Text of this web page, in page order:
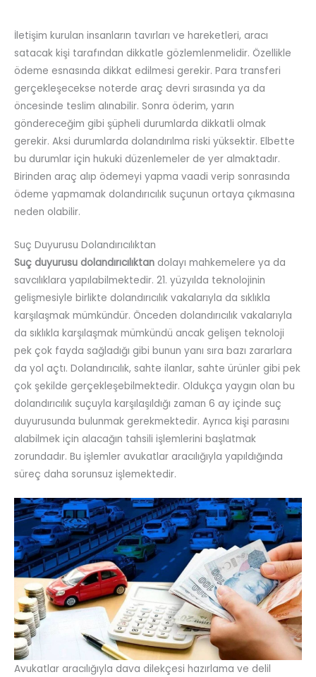
İletişim kurulan insanların tavırları ve hareketleri, aracı
satacak kişi tarafından dikkatle gözlemlenmelidir. Özellikle
ödeme esnasında dikkat edilmesi gerekir. Para transferi
gerçekleşecekse noterde araç devri sırasında ya da
öncesinde teslim alınabilir. Sonra öderim, yarın
göndereceğim gibi şüpheli durumlarda dikkatli olmak
gerekir. Aksi durumlarda dolandırılma riski yüksektir. Elbette
bu durumlar için hukuki düzenlemeler de yer almaktadır.
Birinden araç alıp ödemeyi yapma vaadi verip sonrasında
ödeme yapmamak dolandırıcılık suçunun ortaya çıkmasına
neden olabilir.
Suç Duyurusu Dolandırıcılıktan
Suç duyurusu dolandırıcılıktan dolayı mahkemelere ya da
savcılıklara yapılabilmektedir. 21. yüzyılda teknolojinin
gelişmesiyle birlikte dolandırıcılık vakalarıyla da sıklıkla
karşılaşmak mümkündür. Önceden dolandırıcılık vakalarıyla
da sıklıkla karşılaşmak mümkündü ancak gelişen teknoloji
pek çok fayda sağladığı gibi bunun yanı sıra bazı zararlara
da yol açtı. Dolandırıcılık, sahte ilanlar, sahte ürünler gibi pek
çok şekilde gerçekleşebilmektedir. Oldukça yaygın olan bu
dolandırıcılık suçuyla karşılaşıldığı zaman 6 ay içinde suç
duyurusunda bulunmak gerekmektedir. Ayrıca kişi parasını
alabilmek için alacağın tahsili işlemlerini başlatmak
zorundadır. Bu işlemler avukatlar aracılığıyla yapıldığında
süreç daha sorunsuz işlemektedir.
Avukatlar aracılığıyla dava dilekçesi hazırlama ve delil